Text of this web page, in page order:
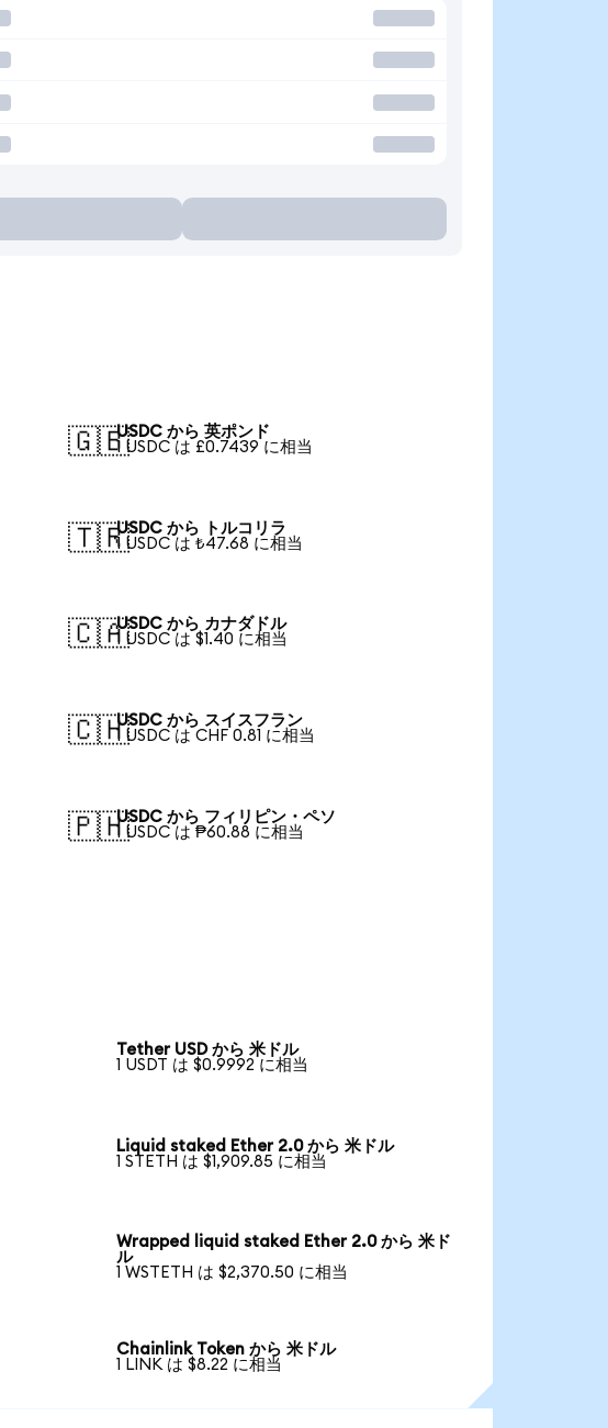
🇬🇧USDC から 英ポンド
1 USDC は £0.7439 に相当
🇹🇷USDC から トルコリラ
1 USDC は ₺47.68 に相当
🇨🇦USDC から カナダドル
1 USDC は $1.40 に相当
🇨🇭USDC から スイスフラン
1 USDC は CHF 0.81 に相当
🇵🇭USDC から フィリピン・ペソ
1 USDC は ₱60.88 に相当
Tether USD から 米ドル
1 USDT は $0.9992 に相当
Liquid staked Ether 2.0 から 米ドル
1 STETH は $1,909.85 に相当
Wrapped liquid staked Ether 2.0 から 米ド
ル
1 WSTETH は $2,370.50 に相当
Chainlink Token から 米ドル
1 LINK は $8.22 に相当